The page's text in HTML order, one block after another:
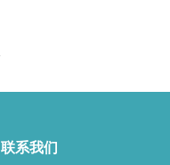
联系我们